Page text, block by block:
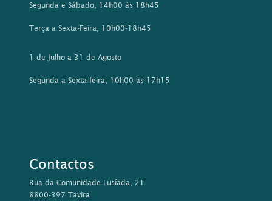
Segunda e Sábado, 14h00 às 18h45
Terça a Sexta-Feira, 10h00-18h45
1 de Julho a 31 de Agosto
Segunda a Sexta-feira, 10h00 às 17h15
Contactos
Rua da Comunidade Lusíada, 21
8800-397 Tavira